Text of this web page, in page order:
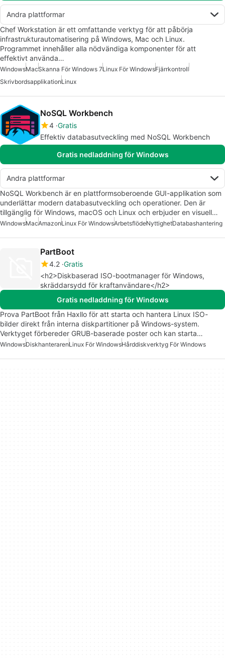
Andra plattformar
Chef Workstation är ett omfattande verktyg för att påbörja
infrastrukturautomatisering på Windows, Mac och Linux.
Programmet innehåller alla nödvändiga komponenter för att
effektivt använda…
WindowsMacSkanna För Windows 7Linux För WindowsFjärrkontroll
SkrivbordsapplikationLinux
NoSQL Workbench
4 Gratis
Effektiv databasutveckling med NoSQL Workbench
Gratis nedladdning för Windows
Andra plattformar
NoSQL Workbench är en plattformsoberoende GUI-applikation som
underlättar modern databasutveckling och operationer. Den är
tillgänglig för Windows, macOS och Linux och erbjuder en visuell…
WindowsMacAmazonLinux För WindowsArbetsflödeNyttighetDatabashantering
PartBoot
4.2 Gratis
<h2>Diskbaserad ISO-bootmanager för Windows,
skräddarsydd för kraftanvändare</h2>
Gratis nedladdning för Windows
Prova PartBoot från Haxllo för att starta och hantera Linux ISO-
bilder direkt från interna diskpartitioner på Windows-system.
Verktyget förbereder GRUB-baserade poster och kan starta…
WindowsDiskhanterarenLinux För WindowsHårddiskverktyg För Windows